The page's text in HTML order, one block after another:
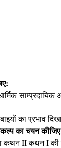
का प्रभाव
का चयन
II कथन I की